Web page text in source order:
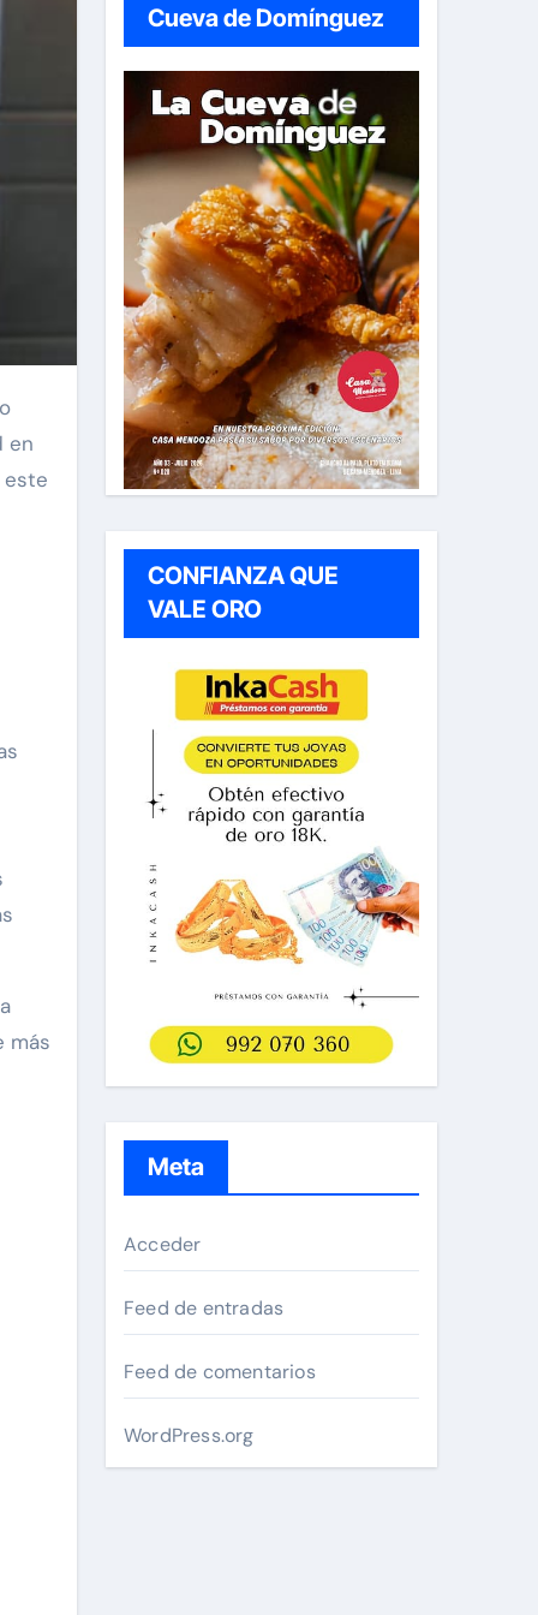
en
este
más
Cueva de Domínguez
CONFIANZA QUE
VALE ORO
Meta
Acceder
Feed de entradas
Feed de comentarios
WordPress.org